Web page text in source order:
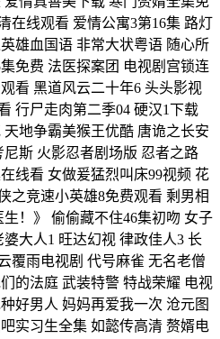
在线观看 爱情公寓3第16集 路灯
雄血国语 非常大状粤语 随心所
免费 法医探案团 电视剧宫锁连
看 黑道风云二十年6 头头影视
行尸走肉第二季04 硬汉1下载
地争霸美猴王优酷 唐诡之长安
斯 火影忍者剧场版 忍者之路
线看 女做爰猛烈叫床99视频 花
之竞速小英雄8免费观看 剩男相
！》 偷偷藏不住46集初吻 女子
大人1 旺达幻视 律政佳人3 长
覆雨电视剧 代号麻雀 无名老僧
的法庭 武装特警 特战荣耀 电视
好男人 妈妈再爱我一次 沧元图
实习生全集 如懿传高清 赘婿电